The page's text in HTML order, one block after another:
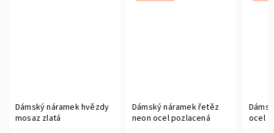
Dámský náramek hvězdy
mosaz zlatá
Dámský náramek řetěz
neon ocel pozlacená
ocel